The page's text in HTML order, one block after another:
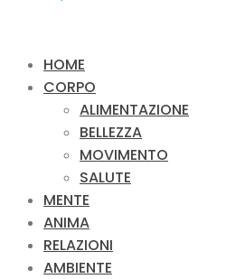
HOME
CORPO
ALIMENTAZIONE
BELLEZZA
MOVIMENTO
SALUTE
MENTE
ANIMA
RELAZIONI
AMBIENTE